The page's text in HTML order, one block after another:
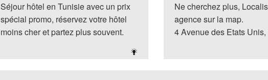
Séjour hôtel en Tunisie avec un prix
spécial promo, réservez votre hôtel
moins cher et partez plus souvent.
Ne cherchez plus,
agence sur la map.
4 Avenue des Etats